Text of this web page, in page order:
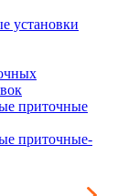
установки
приточные
приточные-